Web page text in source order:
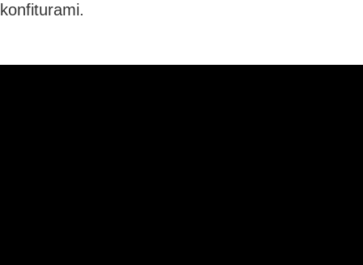
konfiturami.